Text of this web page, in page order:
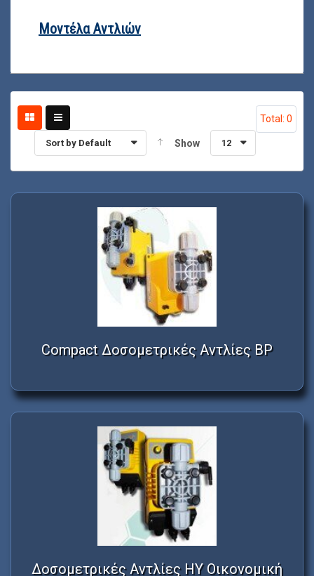
Μοντέλα Αντλιών
Total: 0
Sort by Default Show 12
Compact Δοσομετρικές Αντλίες BP
Δοσομετρικές Αντλίες HY Οικονομική